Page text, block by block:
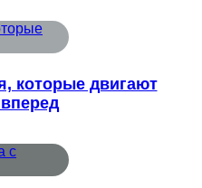
которые двигают